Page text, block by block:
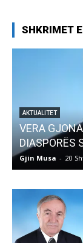
SHKRIMET
Gjin